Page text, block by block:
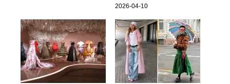
2026-04-10